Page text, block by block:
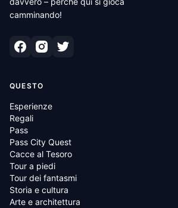
camminando!
QUESTO
Esperienze
Regali
Pass
Pass City Quest
Cacce al Tesoro
Tour a piedi
Tour dei fantasmi
Storia e cultura
Arte e architettura